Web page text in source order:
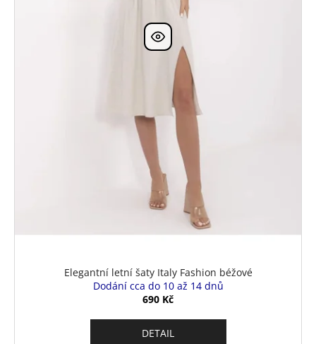
Elegantní letní šaty Italy Fashion béžové
Dodání cca do 10 až 14 dnů
690 Kč
DETAIL